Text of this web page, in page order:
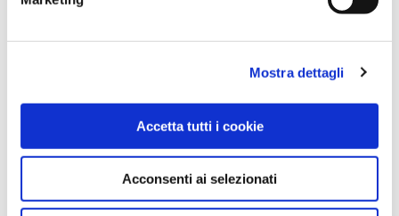
Mostra dettagli
Accetta tutti i cookie
Acconsenti ai selezionati
PAXI MICROF+NY W PURPLE/RED 39
DR.SCHOLL'S Div.Footwear
Prezzo: 45,00€